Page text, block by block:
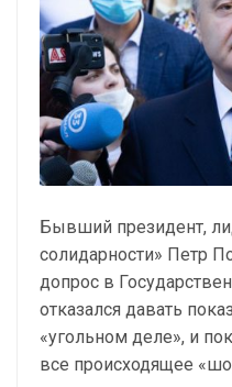
Бывший президент,
солидарности» Петр
допрос в
отказался давать
«угольном деле», и
все происходящее